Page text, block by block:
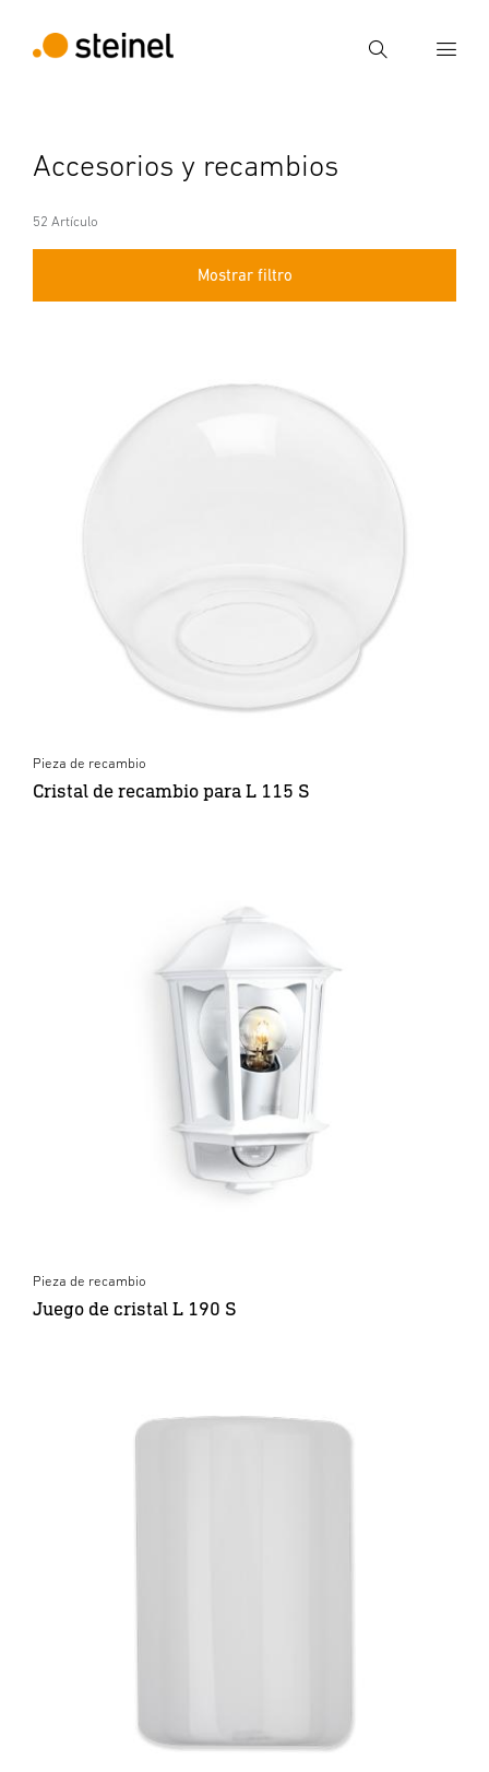
Búsqueda
Búsqueda
Accesorios y recambios
52 Artículo
Mostrar filtro
Pieza de recambio
Cristal de recambio para L 115 S
Pieza de recambio
Juego de cristal L 190 S